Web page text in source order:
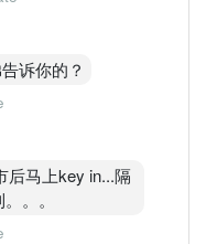
诉你的？
后马上key in...隔
。。